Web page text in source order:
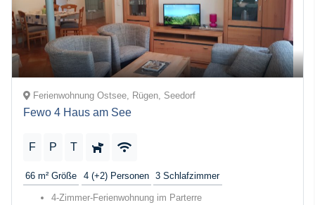
Ferienwohnung Ostsee, Rügen, Seedorf
Fewo 4 Haus am See
F P T
66 m² Größe 4 (+2) Personen 3 Schlafzimmer
4-Zimmer-Ferienwohnung im Parterre